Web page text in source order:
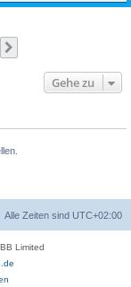
Gehe zu
Alle Zeiten sind UTC+02:00
Limited